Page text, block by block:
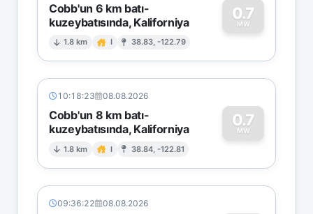
Cobb'un 6 km batı-
kuzeybatısında, Kaliforniya
1.8 km I 38.83, -122.79
0.7
MW
0
10:18:23 08.08.2026
Cobb'un 8 km batı-
kuzeybatısında, Kaliforniya
1.8 km I 38.84, -122.81
0.7
MW
0
09:36:22 08.08.2026